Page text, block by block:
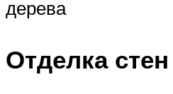
дерева
Отделка стен